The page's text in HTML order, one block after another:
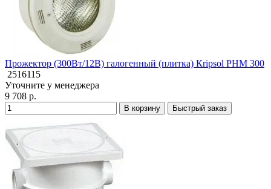
Прожектор (300Вт/12В) галогенный (плитка) Кripsol PHM 300
2516115
Уточните у менеджера
9 708 р.
В корзину Быстрый заказ